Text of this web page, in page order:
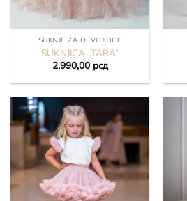
SUKNJE ZA DEVOJCICE
SUKNJICA „TARA“
2.990,00 рсд